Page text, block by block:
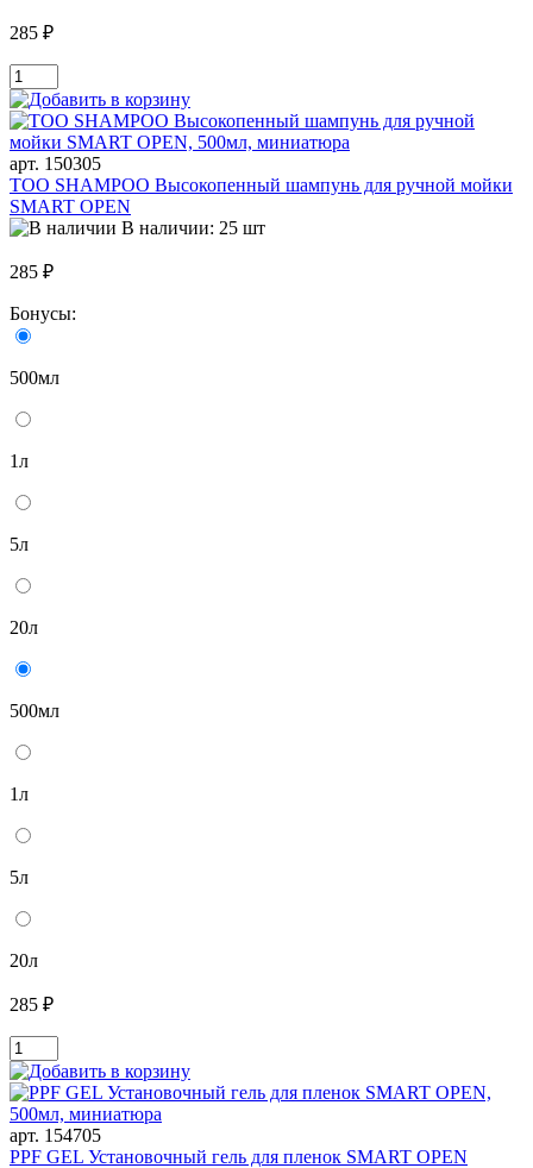
285 ₽
арт. 150305
TOO SHAMPOO Высокопенный шампунь для ручной мойки
SMART OPEN
В наличии: 25 шт
285 ₽
Бонусы:
500мл
1л
5л
20л
500мл
1л
5л
20л
285 ₽
арт. 154705
PPF GEL Установочный гель для пленок SMART OPEN